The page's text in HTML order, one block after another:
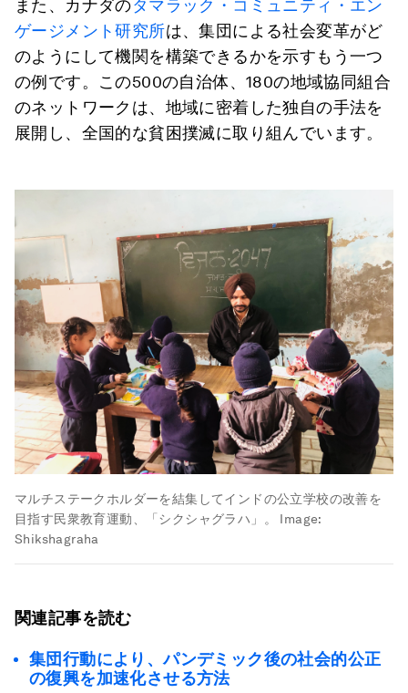
また、カナダのタマラック・コミュニティ・エン
ゲージメント研究所は、集団による社会変革がど
のようにして機関を構築できるかを示すもう一つ
の例です。この500の自治体、180の地域協同組合
のネットワークは、地域に密着した独自の手法を
展開し、全国的な貧困撲滅に取り組んでいます。
マルチステークホルダーを結集してインドの公立学校の改善を
目指す民衆教育運動、「シクシャグラハ」。
Image:
Shikshagraha
関連記事を読む
集団行動により、パンデミック後の社会的公正
の復興を加速化させる方法